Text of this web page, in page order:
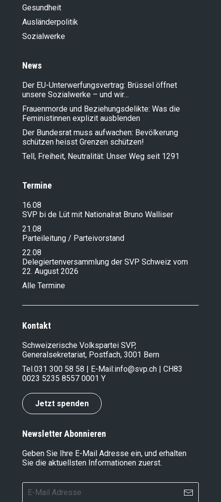
Gesundheit
Ausländer­politik
Sozialwerke
News
Der EU-Unterwerfungsvertrag: Brüssel öffnet
unsere Sozialwerke – und wir…
Frauenmorde und Beziehungsdelikte: Was die
Feministinnen explizit ausblenden
Der Bundesrat muss aufwachen: Bevölkerung
schützen heisst Grenzen schützen!
Tell, Freiheit, Neutralität: Unser Weg seit 1291
Termine
16.08
SVP bi de Lüt mit Nationalrat Bruno Walliser
21.08
Parteileitung / Parteivorstand
22.08
Delegiertenversammlung der SVP Schweiz vom
22. August 2026
Alle Termine
Kontakt
Schweizerische Volkspartei SVP,
Generalsekretariat, Postfach, 3001 Bern
Tel.031 300 58 58 | E-Mail:info@svp.ch | CH83
0023 5235 8557 0001 Y
Jetzt spenden
Newsletter Abonnieren
Geben Sie Ihre E-Mail Adresse ein, und erhalten
Sie die aktuellsten Informationen zuerst.